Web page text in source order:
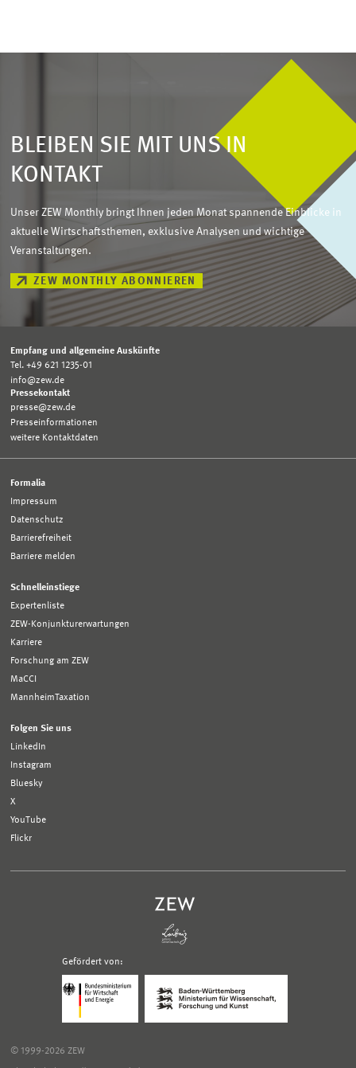
BLEIBEN SIE MIT UNS IN
KONTAKT
Unser ZEW Monthly bringt Ihnen jeden Monat spannende Einblicke in
aktuelle Wirtschaftsthemen, exklusive Analysen und wichtige
Veranstaltungen.
ZEW MONTHLY ABONNIEREN
Empfang und allgemeine Auskünfte
Tel. +49 621 1235-01
info@zew.de
Pressekontakt
presse@zew.de
Presseinformationen
weitere Kontaktdaten
Formalia
Impressum
Datenschutz
Barrierefreiheit
Barriere melden
Schnelleinstiege
Expertenliste
ZEW-Konjunkturerwartungen
Karriere
Forschung am ZEW
MaCCI
MannheimTaxation
Folgen Sie uns
LinkedIn
Instagram
Bluesky
X
YouTube
Flickr
Gefördert von:
Bundesministerium
Wirtschaft
Link
Ministerium
© 1999-2026 ZEW